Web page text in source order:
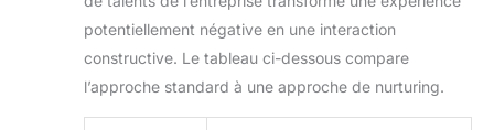
potentiellement négative en une interaction
constructive. Le tableau ci-dessous compare
l’approche standard à une approche de nurturing.